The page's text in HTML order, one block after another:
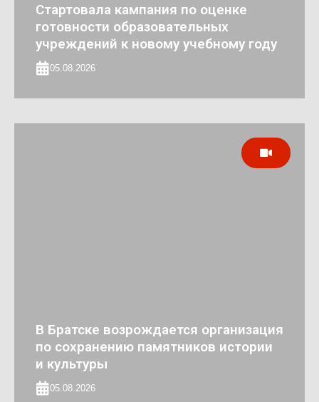
Стартовала кампания по оценке
готовности образовательных
учреждений к новому учебному году
05.08.2026
В Братске возрождается организация
по сохранению памятников истории
и культуры
05.08.2026